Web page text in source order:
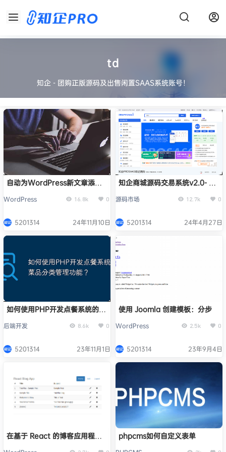
td
知企 - 团购正版源码及出售闲置SAAS系统账号！
自动为WordPress新文章添加
WordPress 16.8k 0
5201314 24年11月10日
知企商城源码交易系统v2.0- 专
版提供商城系统PHP源码
源码市场 12.7k 0
5201314 24年4月27日
如何使用PHP开发点餐系统的菜
后端开发 8.6k 0
5201314 23年11月1日
使用 Joomla 创建模板：分步
WordPress 2.5k 0
5201314 23年9月4日
在基于 React 的博客应用程序
phpcms如何自定义表单